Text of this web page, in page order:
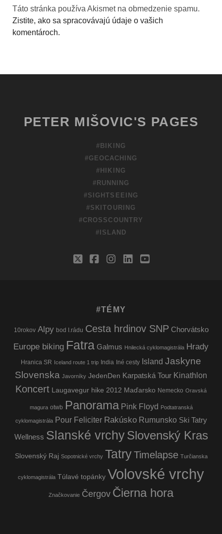
Táto stránka používa Akismet na obmedzenie spamu.
Zistite, ako sa spracovávajú údaje o vašich
komentároch.
PETER MIŠOVIC'S PAGES
#BIKING
#GEOCACHING
#HIKING
#RUNNING
#SIGHTSEEING
#SKITOURING
#CROSSCOUNTRY
#ISLAND
twitterfacebook
instagram
linkedinyoutube
#TÉMY
10rokov Alpy bod I.rádu Cesta hrdinov SNP Chorvátsko
Europe biking Fatra Galmus Hnilecká cyklomagistrála Hrady
Hranica SR Iceland route 1 trip India Iné cesty Island Jaskyne
Slovenska Javorníky JedenDen Karpatská Tour Kinathlon
Koncert Laugavegur hike 2012 Maďarsko Nemecko Oravská
magura otwb Panorama Pink Floyd Podtatranská
cyklomagistrála Pour Feliciter Rakúsko Rumunsko Ski Tatry
Wellness Slanské vrchy Slovenský Kras
Slovenský Raj Sopotnické vrchy Tatry Timelapse Turčianska
cyklomagistrála Túlavé topánky Volovské vrchy
Značkovanie Čergov Čierna hora